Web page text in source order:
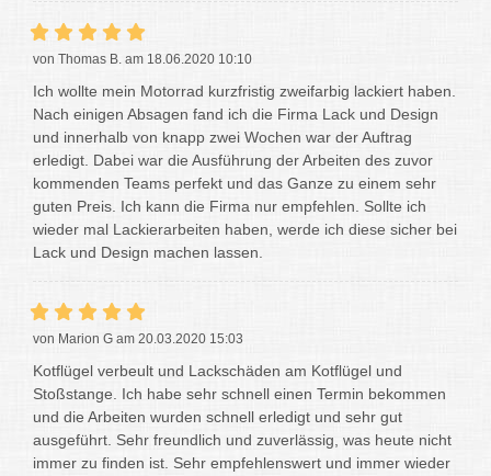
von Thomas B. am 18.06.2020 10:10
Ich wollte mein Motorrad kurzfristig zweifarbig lackiert haben.
Nach einigen Absagen fand ich die Firma Lack und Design
und innerhalb von knapp zwei Wochen war der Auftrag
erledigt. Dabei war die Ausführung der Arbeiten des zuvor
kommenden Teams perfekt und das Ganze zu einem sehr
guten Preis. Ich kann die Firma nur empfehlen. Sollte ich
wieder mal Lackierarbeiten haben, werde ich diese sicher bei
Lack und Design machen lassen.
von Marion G am 20.03.2020 15:03
Kotflügel verbeult und Lackschäden am Kotflügel und
Stoßstange. Ich habe sehr schnell einen Termin bekommen
und die Arbeiten wurden schnell erledigt und sehr gut
ausgeführt. Sehr freundlich und zuverlässig, was heute nicht
immer zu finden ist. Sehr empfehlenswert und immer wieder